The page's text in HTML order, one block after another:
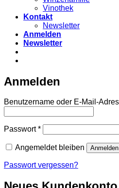
Vinothek
Kontakt
Newsletter
Anmelden
Newsletter
Anmelden
Benutzername oder E-Mail-
Passwort*Erforderlich
Angemeldet bleiben Anmelden
Passwort vergessen?